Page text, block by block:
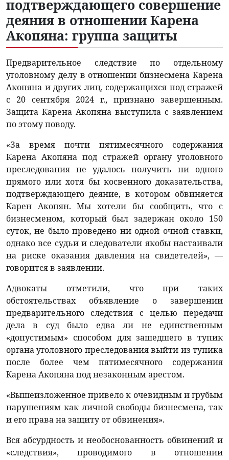
подтверждающего совершение
деяния в отношении Карена
Акопяна: группа защиты
Предварительное следствие по отдельному
уголовному делу в отношении бизнесмена Карена
Акопяна и других лиц, содержащихся под стражей
с 20 сентября 2024 г., признано завершенным.
Защита Карена Акопяна выступила с заявлением
по этому поводу.
«За время почти пятимесячного содержания
Карена Акопяна под стражей органу уголовного
преследования не удалось получить ни одного
прямого или хотя бы косвенного доказательства,
подтверждающего деяние, в котором обвиняется
Карен Акопян. Мы хотели бы сообщить, что с
бизнесменом, который был задержан около 150
суток, не было проведено ни одной очной ставки,
однако все судьи и следователи якобы настаивали
на риске оказания давления на свидетелей», —
говорится в заявлении.
Адвокаты отметили, что при таких
обстоятельствах объявление о завершении
предварительного следствия с целью передачи
дела в суд было едва ли не единственным
«допустимым» способом для зашедшего в тупик
органа уголовного преследования выйти из тупика
после более чем пятимесячного содержания
Карена Акопяна под незаконным арестом.
«Вышеизложенное привело к очевидным и грубым
нарушениям как личной свободы бизнесмена, так
и его права на защиту от обвинения».
Вся абсурдность и необоснованность обвинений и
«следствия», проводимого в отношении